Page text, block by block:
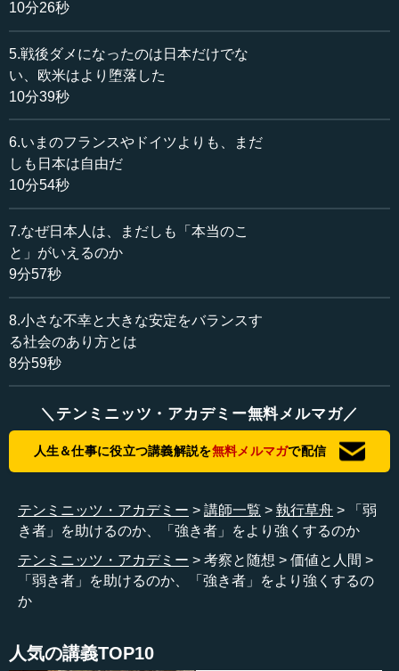
一番重要視していた、ことわざにまでなっている言葉があ
になる」という思想です。
―― まさに今の日本社会ですね。
移民問題一つ、ヨーロッパが止められないのも、要は人権
の問題です。人権やヒューマニズムを「悪い」と言うこと
は、もう誰もできないのです。
ヨーロッパは散々、人権とヒューマニズムを武器に、ア
ジアとアフリカを100年前までは植民地にしてきました。
今、それにヨーロッパは返り討ちに遭っているのです。自
かったから、まだいいほうです。
一番重要なことは、最善のことほど堕落した場合、最悪
のものになるという考え方です。ローマ帝国の賢者たち
ァン・イリイチという一昔前に有名だった（オーストリア
の）哲学者の本で、現代社会を考えるにあたり、今の言葉
を引用されています。
れています。
―― そうですね。神の厳しさが……。
執行 そう、神があってのヒューマニズムです。ところ
ムだけが独り歩きしています。ヒューマニズムは、キリス
ト教の中の最も尊い教えだから、もちろん最善のもので
10分26秒
5.戦後ダメになったのは日本だけでな
い、欧米はより堕落した
10分39秒
6.いまのフランスやドイツよりも、まだ
しも日本は自由だ
10分54秒
7.なぜ日本人は、まだしも「本当のこ
と」がいえるのか
9分57秒
8.小さな不幸と大きな安定をバランスす
る社会のあり方とは
8分59秒
＼テンミニッツ・アカデミー無料メルマガ／
人生＆仕事に役立つ講義解説を無料メルマガで配信
テンミニッツ・アカデミー 講師一覧 執行草舟
「弱
き者」を助けるのか、「強き者」をより強くするのか
テンミニッツ・アカデミー
考察と随想
価値と人間
「弱き者」を助けるのか、「強き者」をより強くするの
か
人気の講義TOP10